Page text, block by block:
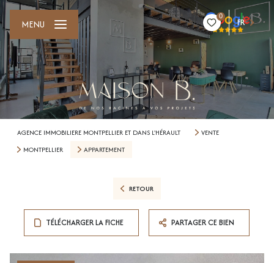
0
FR
MENU
AGENCE IMMOBILIERE MONTPELLIER ET DANS L'HÉRAULT
VENTE
MONTPELLIER
APPARTEMENT
RETOUR
TÉLÉCHARGER LA FICHE PARTAGER CE BIEN